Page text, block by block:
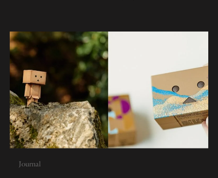
Journal